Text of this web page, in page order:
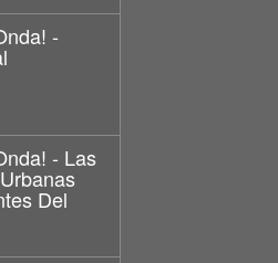
-
- Las
Del